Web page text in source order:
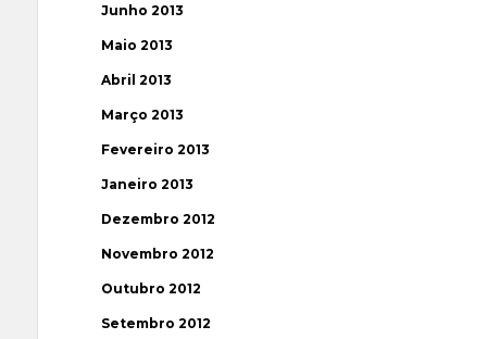
Junho 2013
Maio 2013
Abril 2013
Março 2013
Fevereiro 2013
Janeiro 2013
Dezembro 2012
Novembro 2012
Outubro 2012
Setembro 2012